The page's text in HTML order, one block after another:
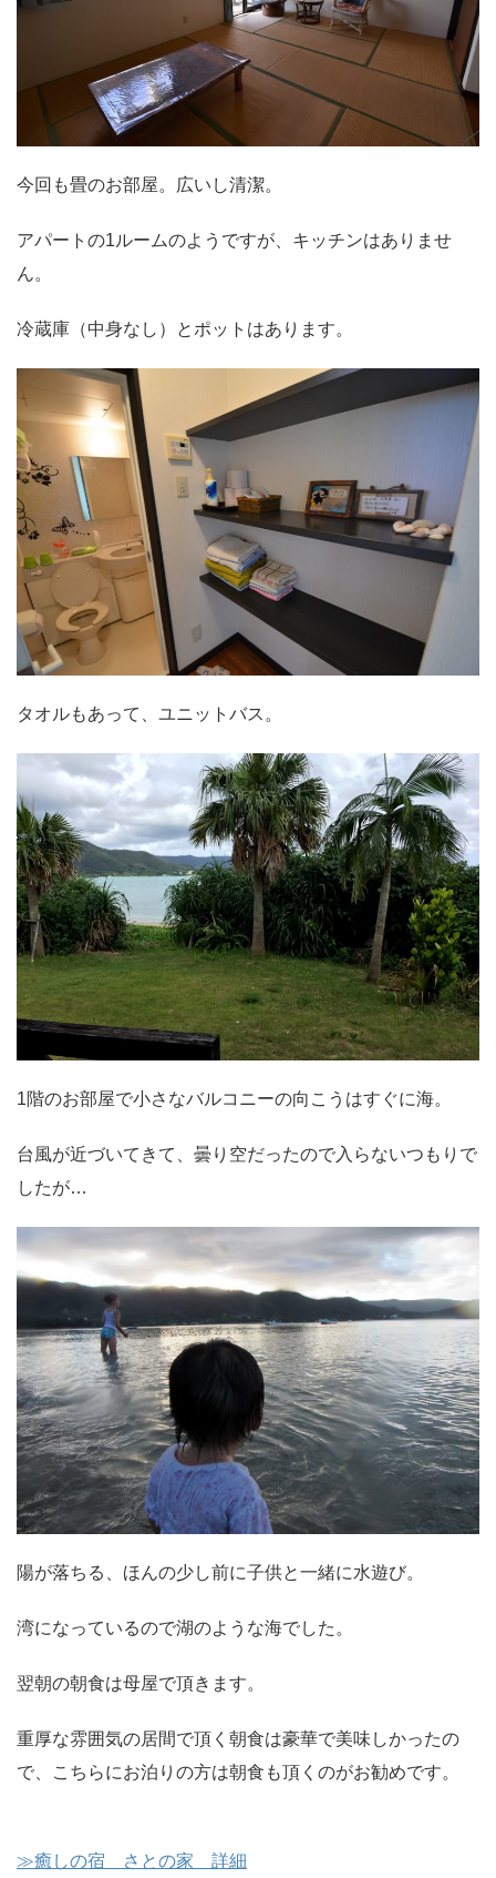
今回も畳のお部屋。広いし清潔。
アパートの1ルームのようですが、キッチンはありませ
ん。
冷蔵庫（中身なし）とポットはあります。
タオルもあって、ユニットバス。
1階のお部屋で小さなバルコニーの向こうはすぐに海。
台風が近づいてきて、曇り空だったので入らないつもりで
したが…
陽が落ちる、ほんの少し前に子供と一緒に水遊び。
湾になっているので湖のような海でした。
翌朝の朝食は母屋で頂きます。
重厚な雰囲気の居間で頂く朝食は豪華で美味しかったの
で、こちらにお泊りの方は朝食も頂くのがお勧めです。
≫癒しの宿 さとの家 詳細